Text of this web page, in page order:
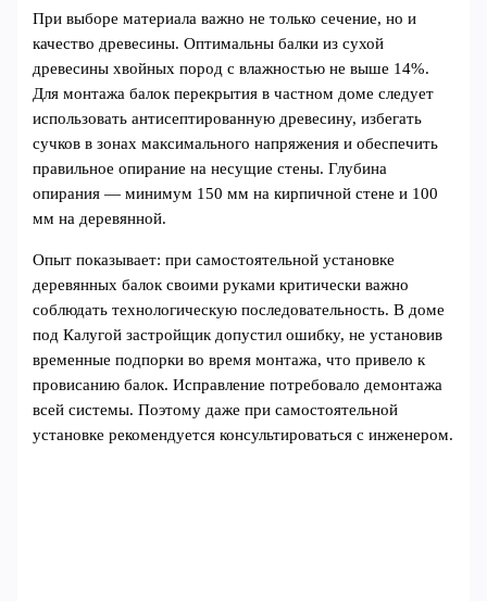
При выборе материала важно не только сечение, но и
качество древесины. Оптимальны балки из сухой
древесины хвойных пород с влажностью не выше 14%.
Для монтажа балок перекрытия в частном доме следует
использовать антисептированную древесину, избегать
сучков в зонах максимального напряжения и обеспечить
правильное опирание на несущие стены. Глубина
опирания — минимум 150 мм на кирпичной стене и 100
мм на деревянной.
Опыт показывает: при самостоятельной установке
деревянных балок своими руками критически важно
соблюдать технологическую последовательность. В доме
под Калугой застройщик допустил ошибку, не установив
временные подпорки во время монтажа, что привело к
провисанию балок. Исправление потребовало демонтажа
всей системы. Поэтому даже при самостоятельной
установке рекомендуется консультироваться с инженером.